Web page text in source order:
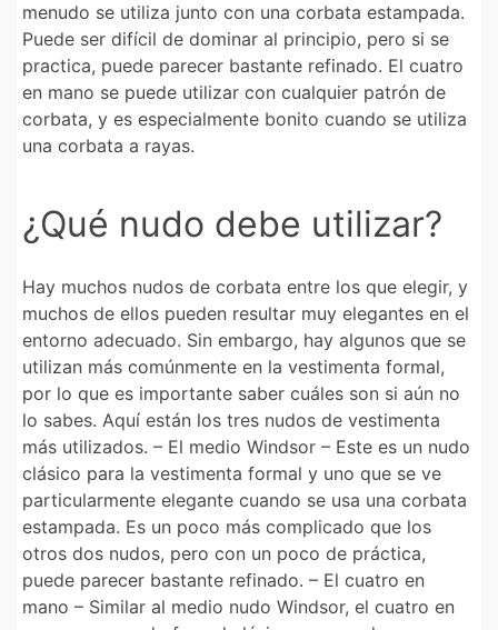
menudo se utiliza junto con una corbata estampada.
Puede ser difícil de dominar al principio, pero si se
practica, puede parecer bastante refinado. El cuatro
en mano se puede utilizar con cualquier patrón de
corbata, y es especialmente bonito cuando se utiliza
una corbata a rayas.
¿Qué nudo debe utilizar?
Hay muchos nudos de corbata entre los que elegir, y
muchos de ellos pueden resultar muy elegantes en el
entorno adecuado. Sin embargo, hay algunos que se
utilizan más comúnmente en la vestimenta formal,
por lo que es importante saber cuáles son si aún no
lo sabes. Aquí están los tres nudos de vestimenta
más utilizados. – El medio Windsor – Este es un nudo
clásico para la vestimenta formal y uno que se ve
particularmente elegante cuando se usa una corbata
estampada. Es un poco más complicado que los
otros dos nudos, pero con un poco de práctica,
puede parecer bastante refinado. – El cuatro en
mano – Similar al medio nudo Windsor, el cuatro en